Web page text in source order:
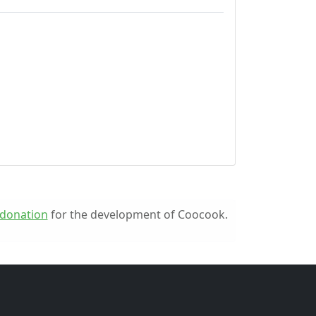
donation for the development of Coocook.